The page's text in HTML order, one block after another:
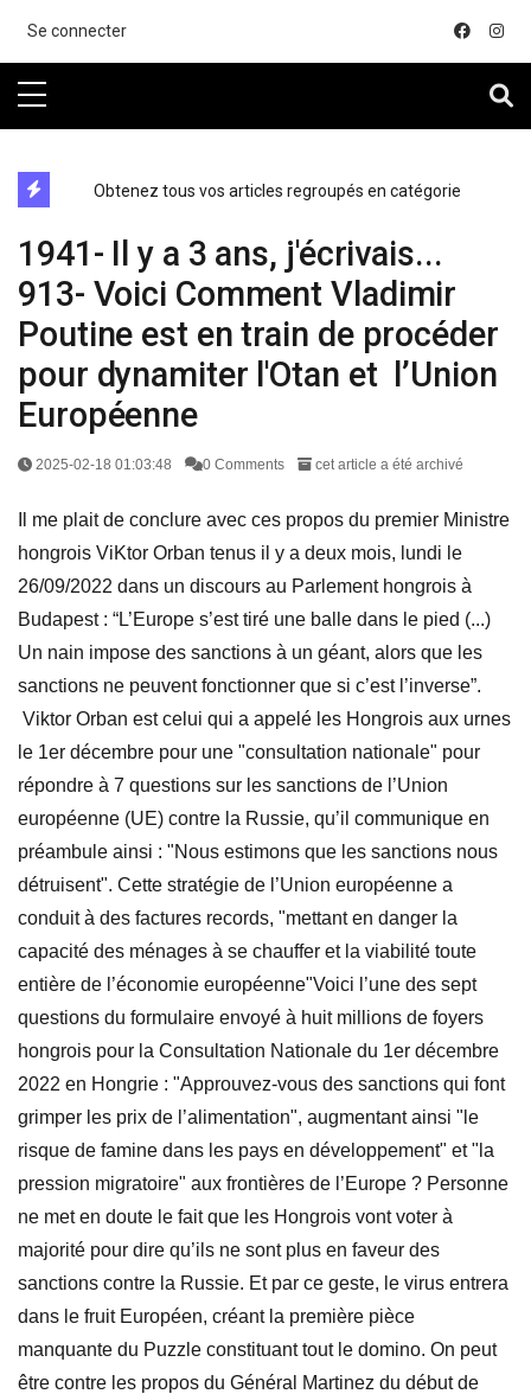
Se connecter
Obtenez tous vos articles regroupés en catégorie
1941- Il y a 3 ans, j'écrivais...
913- Voici Comment Vladimir
Poutine est en train de procéder
pour dynamiter l'Otan et l’Union
Européenne
2025-02-18 01:03:48 0 Comments cet article a été archivé
Il me plait de conclure avec ces propos du premier Ministre
hongrois ViKtor Orban tenus il y a deux mois, lundi le
26/09/2022 dans un discours au Parlement hongrois à
Budapest : “L’Europe s’est tiré une balle dans le pied (...)
Un nain impose des sanctions à un géant, alors que les
sanctions ne peuvent fonctionner que si c’est l’inverse”.
Viktor Orban est celui qui a appelé les Hongrois aux urnes
le 1er décembre pour une "consultation nationale" pour
répondre à 7 questions sur les sanctions de l’Union
européenne (UE) contre la Russie, qu’il communique en
préambule ainsi : "Nous estimons que les sanctions nous
détruisent"​. Cette stratégie de l’Union européenne a
conduit à des factures records, "mettant en danger la
capacité des ménages à se chauffer et la viabilité toute
entière de l’économie européenne"​ Voici l’une des sept
questions du formulaire envoyé à huit millions de foyers
hongrois pour la Consultation Nationale du 1er décembre
2022 en Hongrie : "Approuvez-vous des sanctions qui font
grimper les prix de l’alimentation", augmentant ainsi "le
risque de famine dans les pays en développement" et "la
pression migratoire" ​aux frontières de l’Europe ? Personne
ne met en doute le fait que les Hongrois vont voter à
majorité pour dire qu’ils ne sont plus en faveur des
sanctions contre la Russie. Et par ce geste, le virus entrera
dans le fruit Européen, créant la première pièce
manquante du Puzzle constituant tout le domino. On peut
être contre les propos du Général Martinez du début de